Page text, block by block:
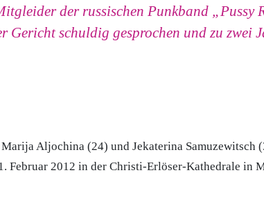
der russischen Punkband „Pussy
Gericht schuldig gesprochen und zu zwei
Aljochina (24) und Jekaterina Samuzewitsch
Februar 2012 in der Christi-Erlöser-Kathedrale in